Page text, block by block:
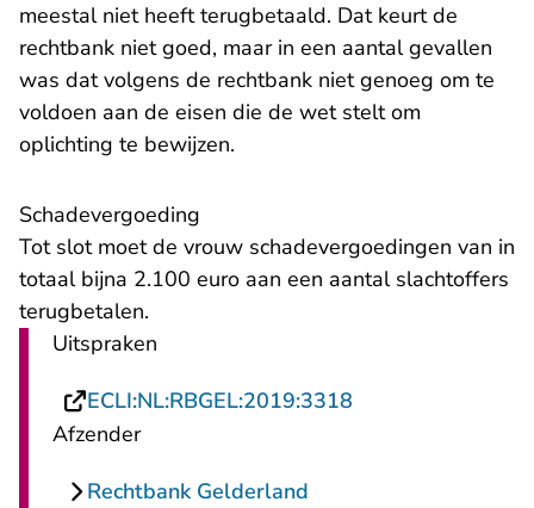
meestal niet heeft terugbetaald. Dat keurt de
rechtbank niet goed, maar in een aantal gevallen
was dat volgens de rechtbank niet genoeg om te
voldoen aan de eisen die de wet stelt om
oplichting te bewijzen.
Schadevergoeding
Tot slot moet de vrouw schadevergoedingen van in
totaal bijna 2.100 euro aan een aantal slachtoffers
terugbetalen.
Uitspraken
ECLI:NL:RBGEL:2019:3318
Afzender
Rechtbank Gelderland